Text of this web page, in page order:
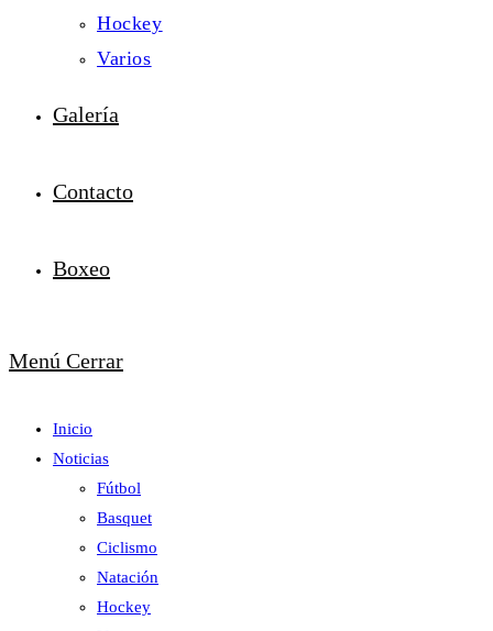
Hockey
Varios
Galería
Contacto
Boxeo
Menú Cerrar
Inicio
Noticias
Fútbol
Basquet
Ciclismo
Natación
Hockey